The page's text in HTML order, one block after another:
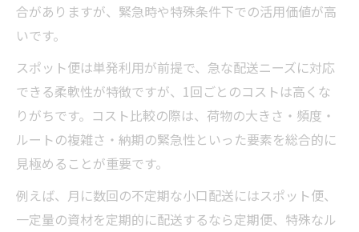
合がありますが、緊急時や特殊条件下での活用価値が高
いです。
スポット便は単発利用が前提で、急な配送ニーズに対応
できる柔軟性が特徴ですが、1回ごとのコストは高くな
りがちです。コスト比較の際は、荷物の大きさ・頻度・
ルートの複雑さ・納期の緊急性といった要素を総合的に
見極めることが重要です。
例えば、月に数回の不定期な小口配送にはスポット便、
一定量の資材を定期的に配送するなら定期便、特殊なル